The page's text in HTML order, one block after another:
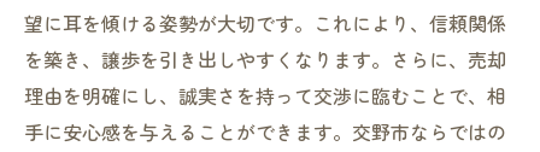
望に耳を傾ける姿勢が大切です。これにより、信頼関係
を築き、譲歩を引き出しやすくなります。さらに、売却
理由を明確にし、誠実さを持って交渉に臨むことで、相
手に安心感を与えることができます。交野市ならではの